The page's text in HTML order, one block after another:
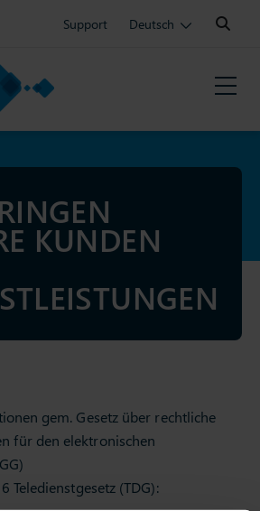
Support Deutsch
Search:
KUNDEN
gem. Gesetz über rechtliche
für den elektronischen
Teledienstgesetz (TDG):